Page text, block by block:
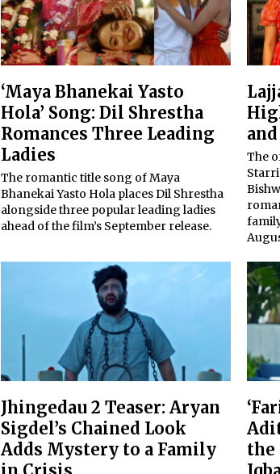
‘Maya Bhanekai Yasto
Hola’ Song: Dil Shrestha
Romances Three Leading
Ladies
The romantic title song of Maya
Bhanekai Yasto Hola places Dil Shrestha
alongside three popular leading ladies
ahead of the film’s September release.
The
Jhingedau 2 Teaser: Aryan
Sigdel’s Chained Look
Adds Mystery to a Family
the